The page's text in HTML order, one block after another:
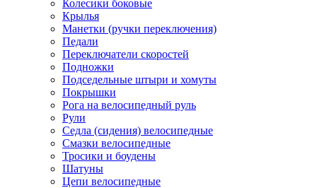
Колесики боковые
Крылья
Манетки (ручки переключения)
Педали
Переключатели скоростей
Подножки
Подседельные штыри и хомуты
Покрышки
Рога на велосипедный руль
Рули
Седла (сидения) велосипедные
Смазки велосипедные
Тросики и боудены
Шатуны
Цепи велосипедные